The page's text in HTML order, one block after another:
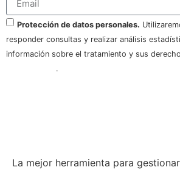
Protección de datos personales.
responder consultas y realizar análisis
información sobre el tratamiento y sus
.
La mejor herramienta para